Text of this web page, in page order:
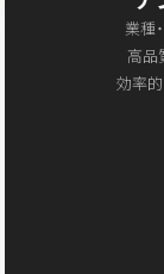
業種
高品
効率的